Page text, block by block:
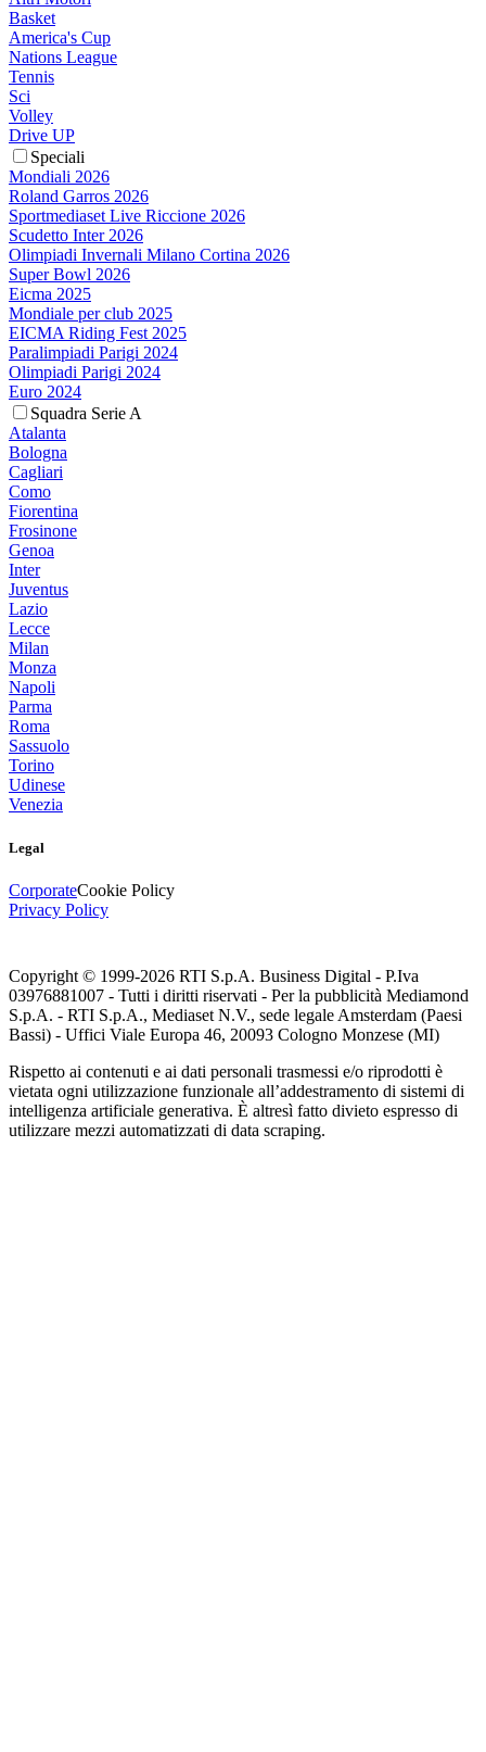
Basket
America's Cup
Nations League
Tennis
Sci
Volley
Drive UP
Speciali
Mondiali 2026
Roland Garros 2026
Sportmediaset Live Riccione 2026
Scudetto Inter 2026
Olimpiadi Invernali Milano Cortina 2026
Super Bowl 2026
Eicma 2025
Mondiale per club 2025
EICMA Riding Fest 2025
Paralimpiadi Parigi 2024
Olimpiadi Parigi 2024
Euro 2024
Squadra Serie A
Atalanta
Bologna
Cagliari
Como
Fiorentina
Frosinone
Genoa
Inter
Juventus
Lazio
Lecce
Milan
Monza
Napoli
Parma
Roma
Sassuolo
Torino
Udinese
Venezia
Legal
CorporateCookie Policy
Privacy Policy
Copyright © 1999-2026 RTI S.p.A. Business Digital - P.Iva
03976881007 - Tutti i diritti riservati - Per la pubblicità Mediamond
S.p.A. - RTI S.p.A., Mediaset N.V., sede legale Amsterdam (Paesi
Bassi) - Uffici Viale Europa 46, 20093 Cologno Monzese (MI)
Rispetto ai contenuti e ai dati personali trasmessi e/o riprodotti è
vietata ogni utilizzazione funzionale all’addestramento di sistemi di
intelligenza artificiale generativa. È altresì fatto divieto espresso di
utilizzare mezzi automatizzati di data scraping.